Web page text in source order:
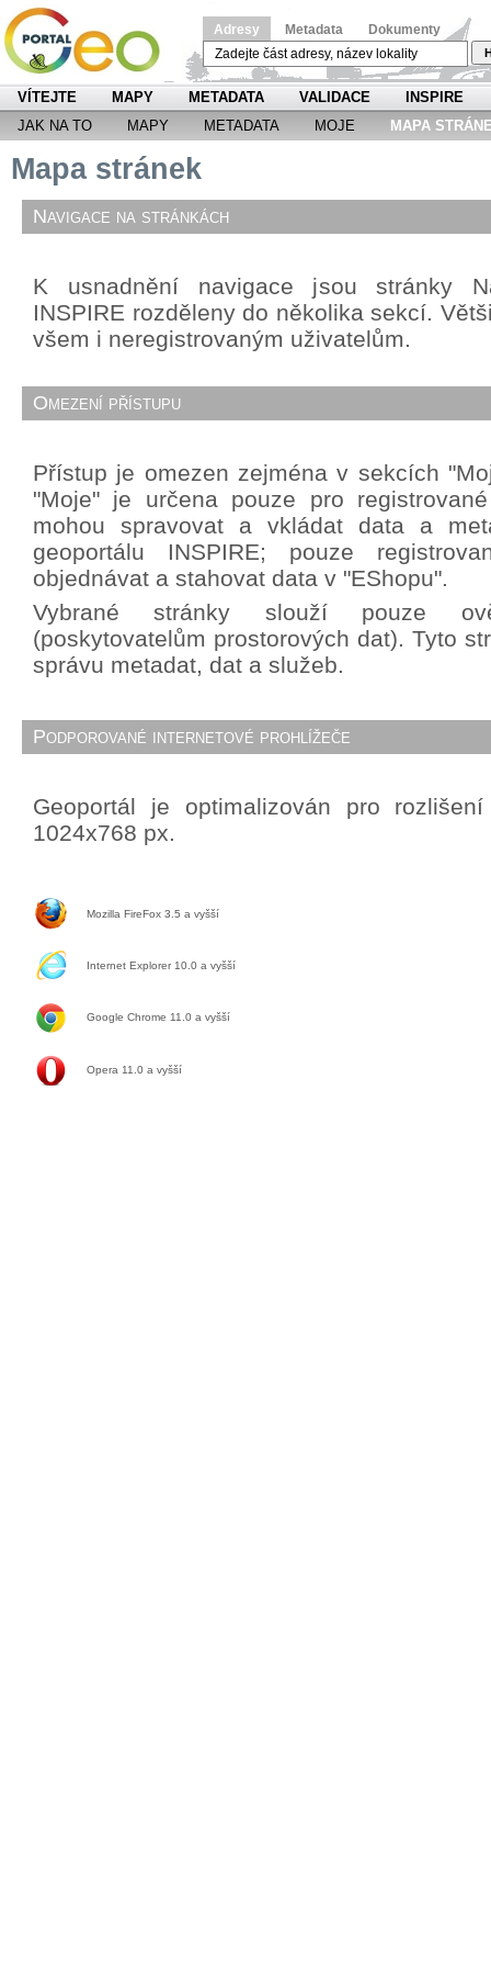
Adresy Metadata Dokumenty
VÍTEJTE MAPY METADATA VALIDACE
INSPIRE
JAK NA TO
MAPY METADATA MOJE MAPA
Mapa stránek
Navigace na stránkách
K usnadnění navigace jsou stránky
INSPIRE rozděleny do několika sekcí.
všem i neregistrovaným uživatelům.
Omezení přístupu
Přístup je omezen zejména v sekcích
"Moje" je určena pouze pro
mohou spravovat a vkládat data a
geoportálu INSPIRE; pouze
objednávat a stahovat data v "EShopu".
Vybrané stránky slouží pouze
(poskytovatelům prostorových dat). Tyto
správu metadat, dat a služeb.
Podporované internetové prohlížeče
Geoportál je optimalizován pro
1024x768 px.
Mozilla FireFox 3.5 a vyšší
Internet Explorer 10.0 a vyšší
Google Chrome 11.0 a vyšší
Opera 11.0 a vyšší